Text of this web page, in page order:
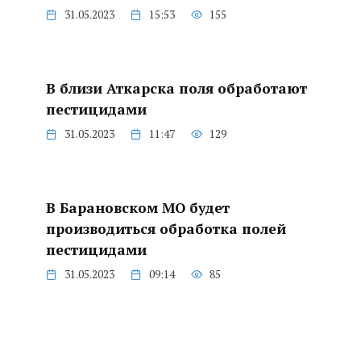
31.05.2023 15:53 155
В близи Аткарска поля обработают
пестицидами
31.05.2023 11:47 129
В Барановском МО будет
производиться обработка полей
пестицидами
31.05.2023 09:14 85